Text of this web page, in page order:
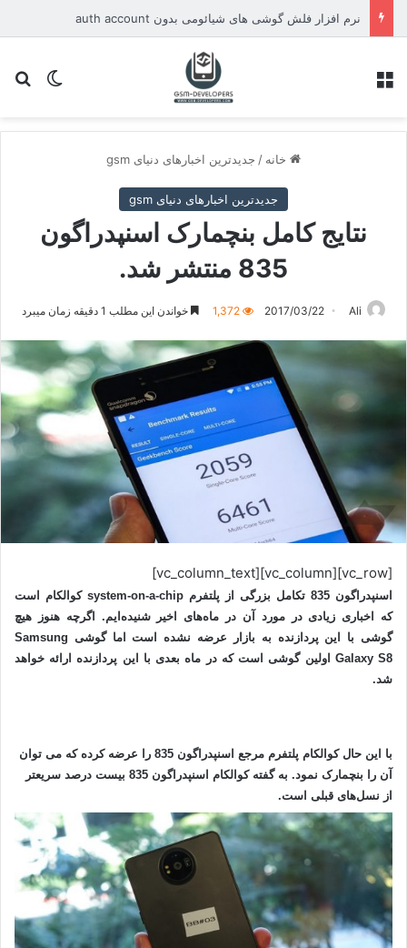
نرم افزار فلش گوشی های شیائومی بدون auth account
تغییر
خانه / جدیدترین اخبارهای دنیای gsm
جدیدترین اخبارهای دنیای gsm
نتایج کامل بنچمارک اسنپدراگون
835 منتشر شد.
Ali
2017/03/22
1,372 خواندن این مطلب 1 دقیقه زمان میبرد
[vc_row][vc_column][vc_column_text]
اسنپدراگون 835 تکامل بزرگی از پلتفرم system-on-a-chip کوالکام است
که اخباری زیادی در مورد آن در ماه‌های اخیر شنیده‌ایم. اگرچه هنوز هیچ
گوشی با این پردازنده به بازار عرضه نشده است اما گوشی Samsung
Galaxy S8 اولین گوشی است که در ماه بعدی با این پردازنده ارائه خواهد
شد.
با این حال کوالکام پلتفرم مرجع اسنپدراگون 835 را عرضه کرده که می توان
آن را بنچمارک نمود. به گفته کوالکام اسنپدراگون 835 بیست درصد سریعتر
از نسل‌های قبلی است.